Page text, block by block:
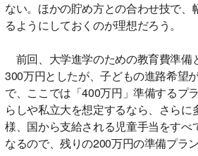
ない。ほかの貯め方との合わせ技で、
るようにしておくのが理想だろう。
前回、大学進学のための教育費準備
300万円としたが、子どもの進路希望
で、ここでは「400万円」準備するプ
らしや私立大を想定するなら、さらに
様、国から支給される児童手当をすべ
なるので、残りの200万円の準備プラ